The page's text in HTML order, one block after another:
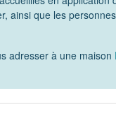
ainsi que les
adresser à une maison